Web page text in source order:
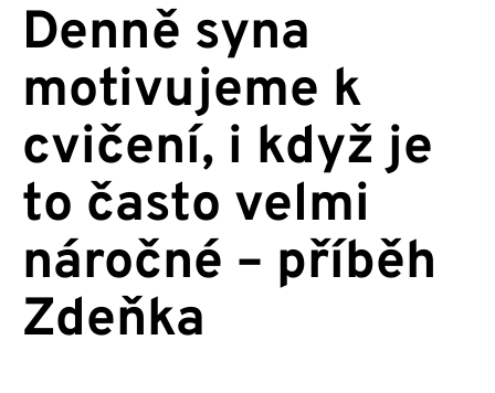
Denně syna
motivujeme k
cvičení, i když je
to často velmi
náročné – příběh
Zdeňka